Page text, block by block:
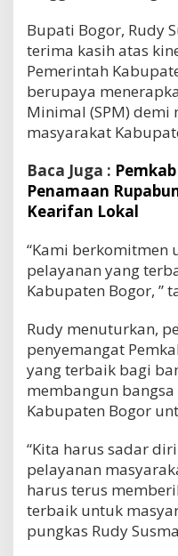
Bupati Bogor, Rudy
terima kasih atas
Pemerintah
berupaya
Minimal (SPM) demi
masyarakat
Baca Juga :
Penamaan
Kearifan Lokal
“Kami berkomitmen
pelayanan yang
Kabupaten Bogor, ”
Rudy menuturkan,
penyemangat
yang terbaik bagi
membangun
Kabupaten Bogor
“Kita harus sadar
pelayanan
harus terus
terbaik untuk
pungkas Rudy